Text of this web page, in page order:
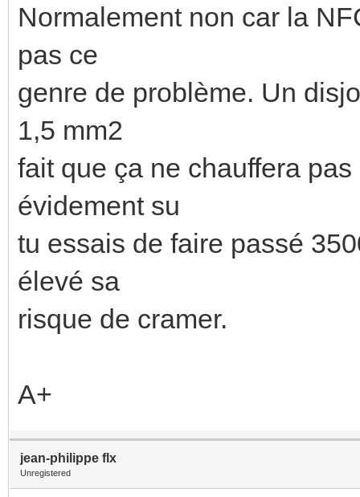
Normalement non car la
pas ce
genre de problème. Un
1,5 mm2
fait que ça ne chauffera
évidement su
tu essais de faire passé
élevé sa
risque de cramer.
A+
jean-philippe flx
Unregistered